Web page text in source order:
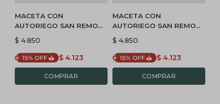
MACETA CON
AUTORIEGO SAN REMO
42 BRILLO - BLANCO
$ 4.850
$ 4.123
MACETA CON
AUTORIEGO SAN REMO
42 MATE - BLANCO
$ 4.850
$ 4.123